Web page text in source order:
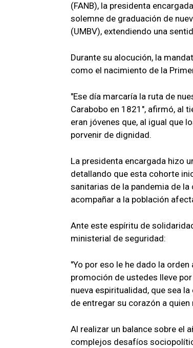
(FANB), la presidenta
solemne de graduación de
(UMBV), extendiendo una
Durante su alocución, la
como el nacimiento de la
"Ese día marcaría la ruta de
Carabobo en 1821", afirmó, al
eran jóvenes que, al igual que
porvenir de dignidad.
La presidenta encargada hizo
detallando que esta cohorte
sanitarias de la pandemia de
acompañar a la población
Ante este espíritu de
ministerial de seguridad:
"Yo por eso le he dado la
promoción de ustedes lleve
nueva espiritualidad, que sea
de entregar su corazón a
Al realizar un balance sobre el
complejos desafíos